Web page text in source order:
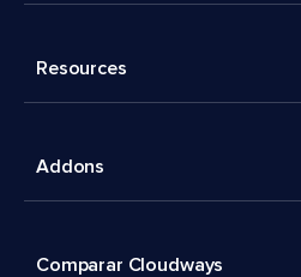
Resources
Addons
Comparar Cloudways